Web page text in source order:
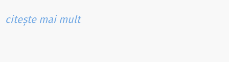
citește mai mult